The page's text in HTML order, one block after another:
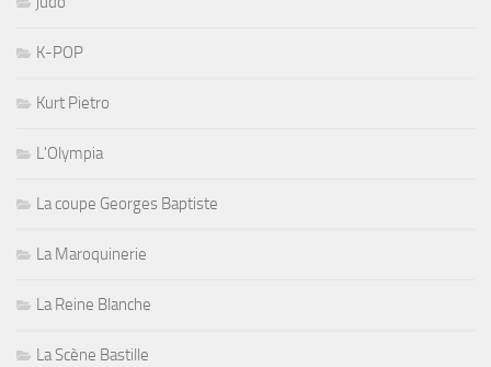
K-POP
Kurt Pietro
L'Olympia
La coupe Georges Baptiste
La Maroquinerie
La Reine Blanche
La Scène Bastille